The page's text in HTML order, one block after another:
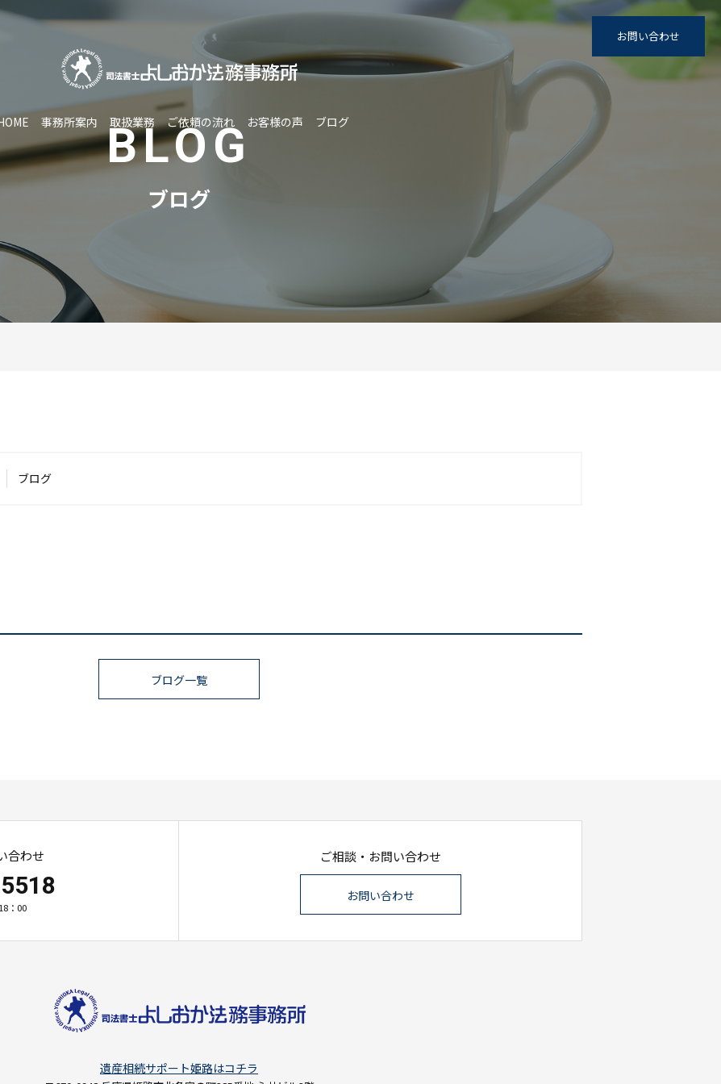
事務所案内 取扱業務 ご依頼の流れ お客様の声 ブログ
お問い合わせ
BLOG
ブログ
ブログ
ブログ一覧
合わせ
：00
ご相談・お問い合わせ
お問い合わせ
遺産相続サポート姫路はコチラ